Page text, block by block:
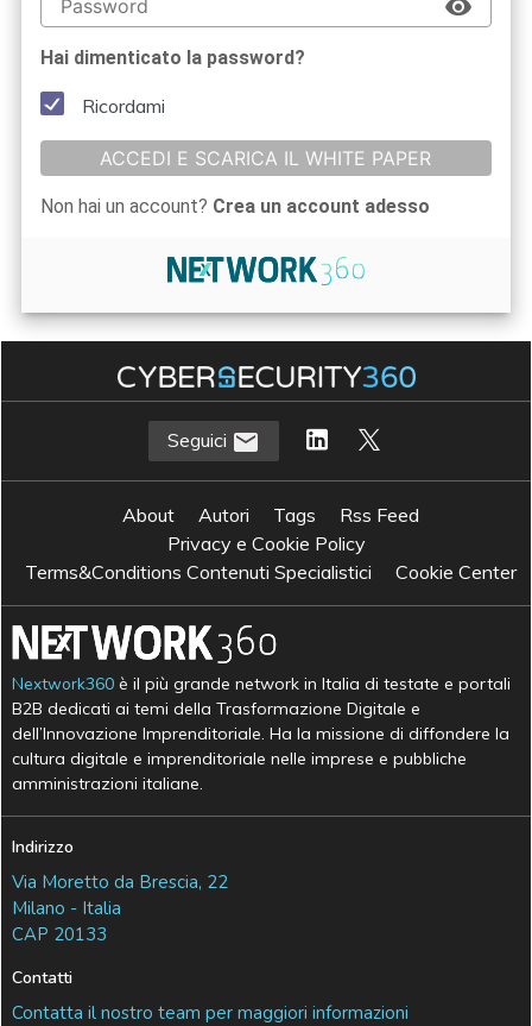
Hai dimenticato la password?
Ricordami
ACCEDI E SCARICA IL WHITE PAPER
Non hai un account? Crea un account adesso
Seguici
About Autori Tags
Rss Feed
Privacy e Cookie Policy
Terms&Conditions Contenuti Specialistici
Cookie Center
Nextwork360 è il più grande network in Italia di testate e portali
B2B dedicati ai temi della Trasformazione Digitale e
dell’Innovazione Imprenditoriale. Ha la missione di diffondere la
cultura digitale e imprenditoriale nelle imprese e pubbliche
amministrazioni italiane.
Indirizzo
Via Moretto da Brescia, 22
Milano - Italia
CAP 20133
Contatti
Contatta il nostro team per maggiori informazioni